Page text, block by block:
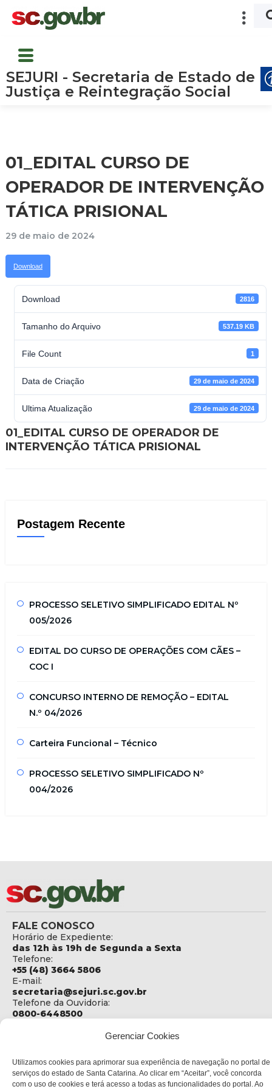
Gerenciar Cookies
Utilizamos cookies para aprimorar sua experiência de navegação no portal de
serviços do estado de Santa Catarina. Ao clicar em “Aceitar”, você concorda
com o uso de cookies e terá acesso a todas as funcionalidades do portal. Ao
SEJURI - Secretaria de Estado de
Justiça e Reintegração Social
01_EDITAL CURSO DE
OPERADOR DE INTERVENÇÃO
TÁTICA PRISIONAL
29 de maio de 2024
Download
Download 2816
Tamanho do Arquivo 537.19 KB
File Count 1
Data de Criação 29 de maio de 2024
Ultima Atualização 29 de maio de 2024
01_EDITAL CURSO DE OPERADOR DE
INTERVENÇÃO TÁTICA PRISIONAL
Postagem Recente
PROCESSO SELETIVO SIMPLIFICADO EDITAL Nº
005/2026
EDITAL DO CURSO DE OPERAÇÕES COM CÃES –
COC I
CONCURSO INTERNO DE REMOÇÃO – EDITAL
N.º 04/2026
Carteira Funcional – Técnico
PROCESSO SELETIVO SIMPLIFICADO Nº
004/2026
FALE CONOSCO
Horário de Expediente:
das 12h às 19h de Segunda a Sexta
Telefone:
+55 (48) 3664 5806
E-mail:
secretaria@sejuri.sc.gov.br
Telefone da Ouvidoria:
0800-6448500
Social
Rua Fúlvio Aducci, 1214 - Loja 06